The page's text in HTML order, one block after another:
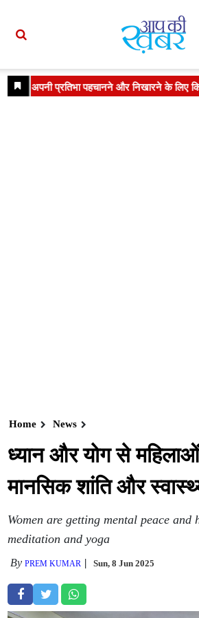
Home News
ध्यान और योग से
मानसिक शांति और
Women are getting mental peace and
meditation and yoga
ByPREM KUMAR Sun, 8 Jun 2025